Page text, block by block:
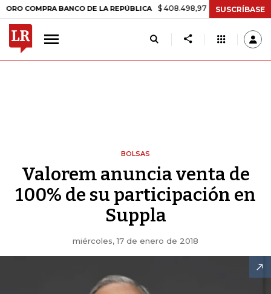
BANCO DE LA REPÚBLICA $ 408.498,97 +$ 8.753,81 +2,19%
SUSCRÍBASE
BOLSAS
Valorem anuncia venta de
100% de su participación en
Suppla
miércoles, 17 de enero de 2018